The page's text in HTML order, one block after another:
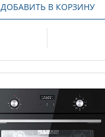
ДОБАВИТЬ В КОРЗИНУ